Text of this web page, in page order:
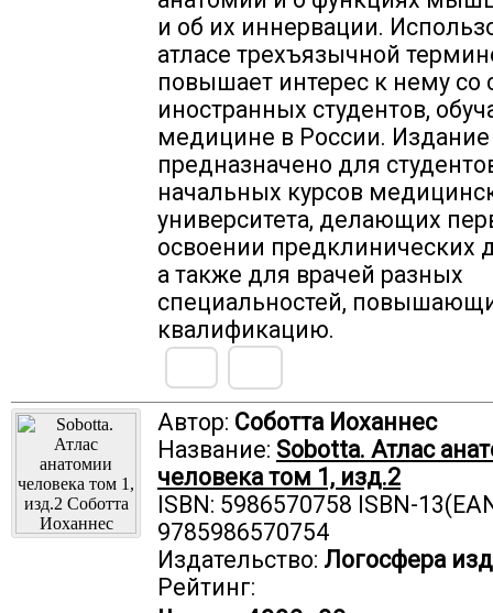
и об их иннервации.
атласе трехъ­язычной
повышает интерес к нему со
иностранных студентов,
медицине в России. Издание
предназначено для
начальных курсов
университета, делающих
освоении предклинических
а также для врачей разных
специальностей,
квалификацию.
Автор: Соботта Иоханнес
Название: Sobotta. Атлас
человека том 1, изд.2
ISBN: 5986570758 ISBN-
9785986570754
Издательство: Логосфера
Рейтинг: